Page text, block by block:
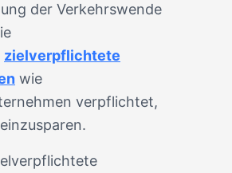
der Verkehrswende
zielverpflichtete
wie
verpflichtet,